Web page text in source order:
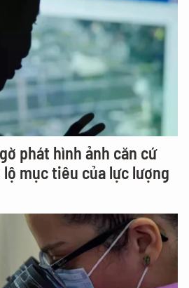
phát hình ảnh căn cứ
lộ mục tiêu của lực lượng